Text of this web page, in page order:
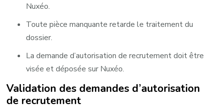
Nuxéo.
Toute pièce manquante retarde le traitement du
dossier.
La demande d’autorisation de recrutement doit être
visée et déposée sur Nuxéo.
Validation des demandes d’autorisation
de recrutement